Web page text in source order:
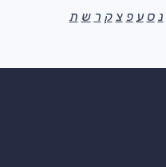
נ ס ע פ צ ק ר ש ת